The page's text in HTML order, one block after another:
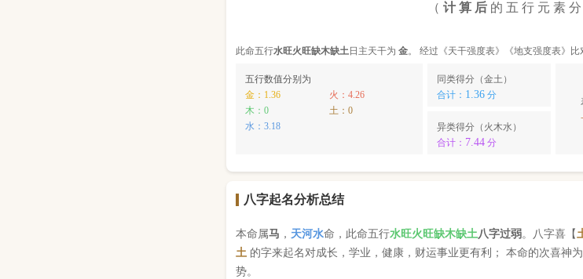
（ 计 算 后 的 五 行 元 素 分
此命五行水旺火旺缺木缺土日主天干为金。 经过《天干强度表》《地支强度表》
五行数值分别为
金：1.36
火：4.26
木：0
土：0
水：3.18
同类得分（金土）
合计： 1.36 分
异类得分（火木水）
合计： 7.44 分
八字起名分析总结
本命属马 ， 天河水命，此命五行水旺火旺缺木缺土八字过弱。八字喜【
土 的字来起名对成长，学业，健康，财运事业更有利； 本命的次喜神
势。